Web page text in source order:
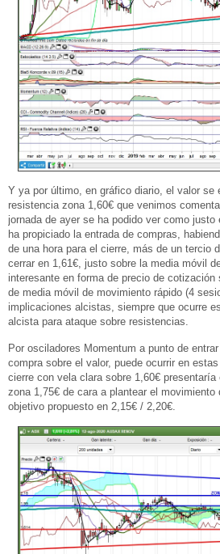
Y ya por último, en gráfico diario, el valor se
resistencia zona 1,60€ que venimos
jornada de ayer se ha podido ver como
ha propiciado la entrada de compras,
de una hora para el cierre, más de un tercio
cerrar en 1,61€, justo sobre la media móvil
interesante en forma de precio de
de media móvil de movimiento rápido (4
implicaciones alcistas, siempre que ocurre
alcista para ataque sobre resistencias.
Por osciladores Momentum a punto de
compra sobre el valor, puede ocurrir en
cierre con vela clara sobre 1,60€
zona 1,75€ de cara a plantear el
objetivo propuesto en 2,15€ / 2,20€.